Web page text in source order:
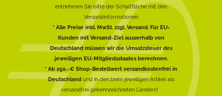
entnehmen Sie bitte der Schaltfläche mit den
Versandinformationen
* Alle Preise inkl. MwSt. zzgl. Versand. Für EU-
Kunden mit Versand-Ziel ausserhalb von
Deutschland müssen wir die Umsatzsteuer des
jeweiligen EU-Mitgliedsstaates berechnen.
* Ab 250,-€ Shop-Bestellwert versandkostenfrei in
Deutschlandund in den beim jeweiligen Artikel als
versandfrei gekennzeichneten Ländern!